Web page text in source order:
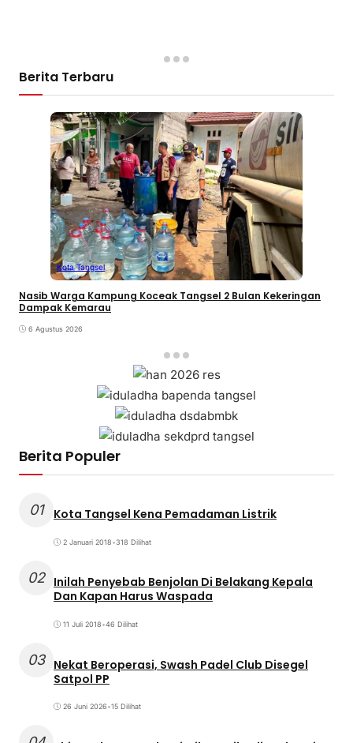
Berita Terbaru
Kota Tangsel
Nasib Warga Kampung Koceak Tangsel 2 Bulan Kekeringan
Dampak Kemarau
6 Agustus 2026
Berita Populer
01 Kota Tangsel Kena Pemadaman Listrik
2 Januari 2018•318 Dilihat
02 Inilah Penyebab Benjolan Di Belakang Kepala
Dan Kapan Harus Waspada
11 Juli 2018•46 Dilihat
03 Nekat Beroperasi, Swash Padel Club Disegel
Satpol PP
26 Juni 2026•15 Dilihat